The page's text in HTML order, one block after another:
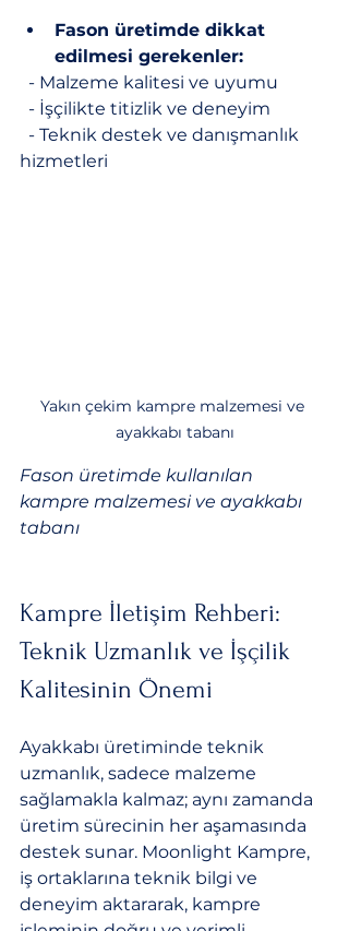
Fason üretimde dikkat
edilmesi gerekenler:
  - Malzeme kalitesi ve uyumu
  - İşçilikte titizlik ve deneyim
hizmetleri
Yakın çekim kampre malzemesi ve
ayakkabı tabanı
Fason üretimde kullanılan
kampre malzemesi ve ayakkabı
tabanı
Kampre İletişim Rehberi:
Teknik Uzmanlık ve İşçilik
Kalitesinin Önemi
Ayakkabı üretiminde teknik
uzmanlık, sadece malzeme
sağlamakla kalmaz; aynı zamanda
üretim sürecinin her aşamasında
destek sunar. Moonlight Kampre,
iş ortaklarına teknik bilgi ve
deneyim aktararak, kampre